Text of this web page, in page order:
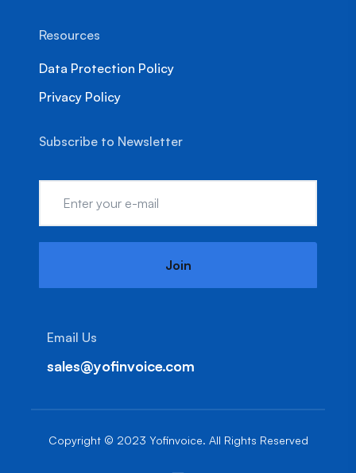
Resources
Data Protection Policy
Privacy Policy
Subscribe to Newsletter
Join
Email Us
sales@yofinvoice.com
Copyright © 2023 Yofinvoice. All Rights Reserved